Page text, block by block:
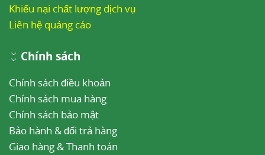
Khiếu nại chất lượng dịch vụ
Liên hệ quảng cáo
Chính sách
Chính sách điều khoản
Chính sách mua hàng
Chính sách bảo mật
Bảo hành & đổi trả hàng
Giao hàng & Thanh toán